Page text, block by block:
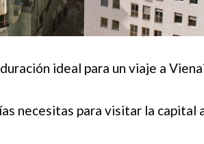
ideal para un viaje a
necesitas para visitar la capital